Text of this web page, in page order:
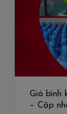
Giá bình
– Cập